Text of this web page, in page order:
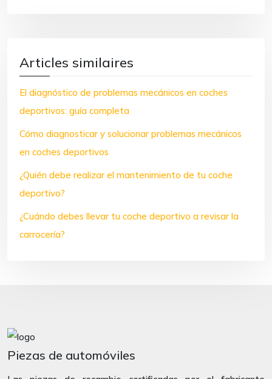
Articles similaires
El diagnóstico de problemas mecánicos en coches
deportivos: guía completa
Cómo diagnosticar y solucionar problemas mecánicos
en coches deportivos
¿Quién debe realizar el mantenimiento de tu coche
deportivo?
¿Cuándo debes llevar tu coche deportivo a revisar la
carrocería?
Piezas de automóviles